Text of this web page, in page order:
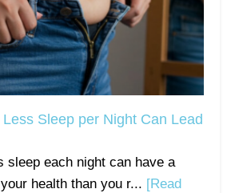
Sleep per Night Can Lead
sleep each night can have a
health than you r... [Read